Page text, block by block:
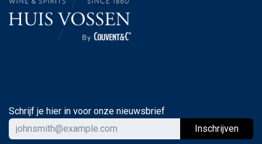
Schrijf je hier in voor onze nieuwsbrief
Inschrijven